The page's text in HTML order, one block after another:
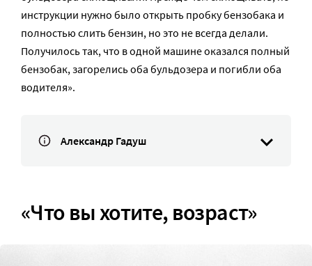
инструкции нужно было открыть пробку бензобака и
полностью слить бензин, но это не всегда делали.
Получилось так, что в одной машине оказался полный
бензобак, загорелись оба бульдозера и погибли оба
водителя».
Александр Гадуш
«Что вы хотите, возраст»